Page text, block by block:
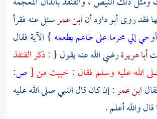
فقد روىأبو داودأنابن عمرسئل عنه فقرأ
إلي محرما على طاعم يطعمه } الآية فقال
أبا هريرةرضي الله عنه يقول { : ذكر القنفذ
الله عليه وسلم فقال : خبيث من[ص:
ابن عمر: إن كان قال النبي صلى الله عليه
والله أعلم .